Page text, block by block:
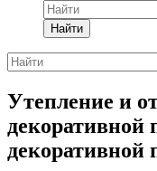
Найти
Утепление и
декоративной